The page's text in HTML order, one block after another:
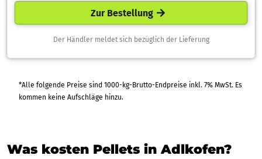
Zur Bestellung
Der Händler meldet sich bezüglich der Lieferung
*Alle folgende Preise sind 1000-kg-Brutto-Endpreise inkl. 7% MwSt. Es
kommen keine Aufschläge hinzu.
Was kosten Pellets in Adlkofen?